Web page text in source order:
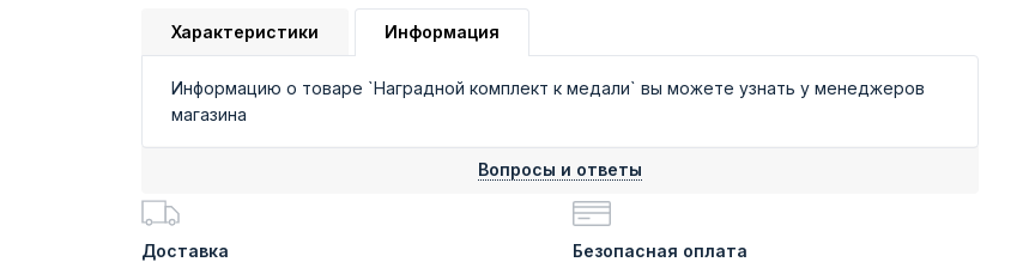
Характеристики Информация
Информацию о товаре `Наградной комплект к медали` вы можете узнать у менеджеров
магазина
Вопросы и ответы
Доставка
Безопасная оплата